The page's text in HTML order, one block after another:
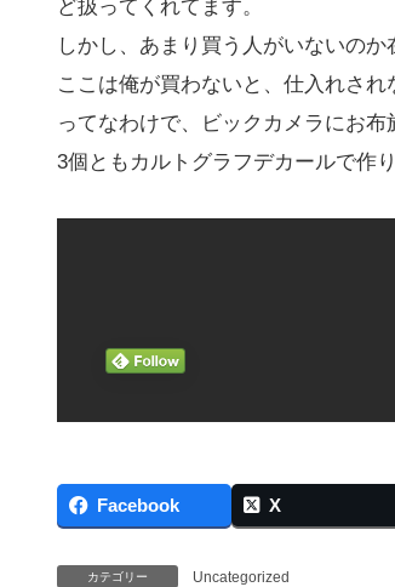
ど扱ってくれてます。
しかし、あまり買う人がいないの
ここは俺が買わないと、仕入れさ
ってなわけで、ビックカメラにお布
3個ともカルトグラフデカールで作
Facebook X
カテゴリー Uncategorized